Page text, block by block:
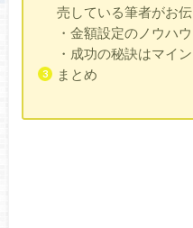
売している筆者がお
・金額設定のノウハウ
・成功の秘訣はマイ
まとめ